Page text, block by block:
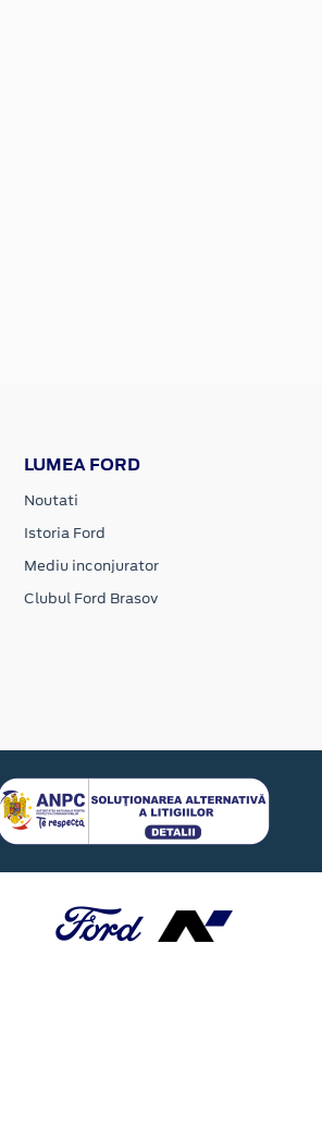
LUMEA FORD
Noutati
Istoria Ford
Mediu inconjurator
Clubul Ford Brasov